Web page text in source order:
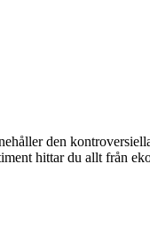
den
hittar du allt från